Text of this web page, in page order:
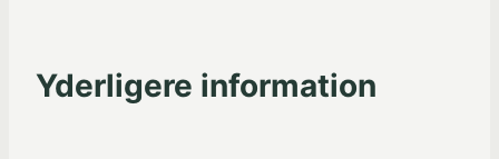
Yderligere information